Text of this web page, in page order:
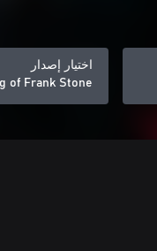
اختيار إصدار
of Frank Stone™